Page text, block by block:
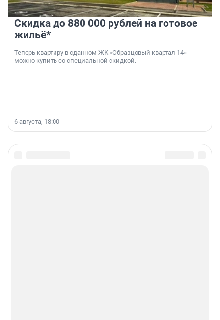
Скидка до 880 000 рублей на готовое
жильё*
Теперь квартиру в сданном ЖК «Образцовый квартал 14»
можно купить со специальной скидкой.
6 августа, 18:00